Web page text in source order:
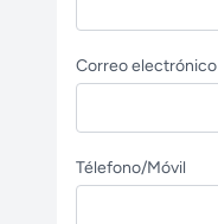
Correo electrónico
Télefono/Móvil